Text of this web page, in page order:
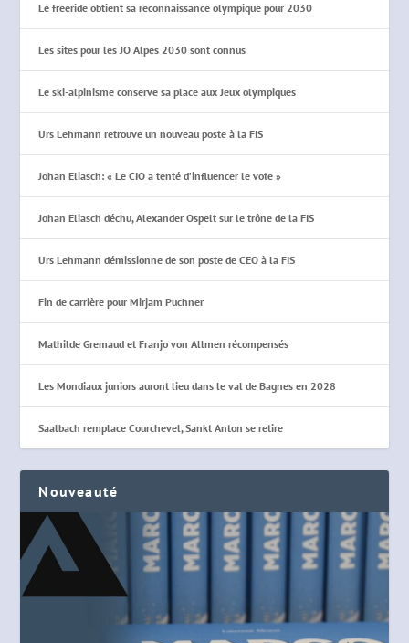
Le freeride obtient sa reconnaissance olympique pour 2030
Les sites pour les JO Alpes 2030 sont connus
Le ski-alpinisme conserve sa place aux Jeux olympiques
Urs Lehmann retrouve un nouveau poste à la FIS
Johan Eliasch: « Le CIO a tenté d’influencer le vote »
Johan Eliasch déchu, Alexander Ospelt sur le trône de la FIS
Urs Lehmann démissionne de son poste de CEO à la FIS
Fin de carrière pour Mirjam Puchner
Mathilde Gremaud et Franjo von Allmen récompensés
Les Mondiaux juniors auront lieu dans le val de Bagnes en 2028
Saalbach remplace Courchevel, Sankt Anton se retire
Nouveauté